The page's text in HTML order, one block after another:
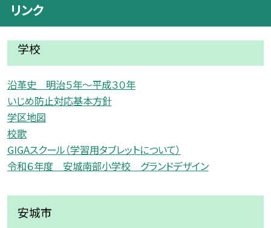
リンク
学校
沿革史 明治５年〜平成３０年
いじめ防止対応基本方針
学区地図
校歌
GIGAスクール（学習用タブレットについて）
令和６年度 安城南部小学校 グランドデザイン
安城市